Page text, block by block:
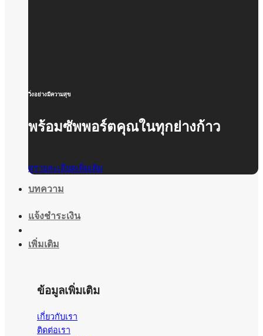
วิ่งอย่างมีความสุข
พร้อมซัพพอร์ตคุณในทุกย่างก้าว
ดูรายละเอียดเพิ่มเติม
บทความ
แจ้งชำระเงิน
เพิ่มเติม
ข้อมูลเพิ่มเติม
เกี่ยวกับเรา
ติดต่อเรา